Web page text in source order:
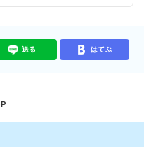
送る はてぶ